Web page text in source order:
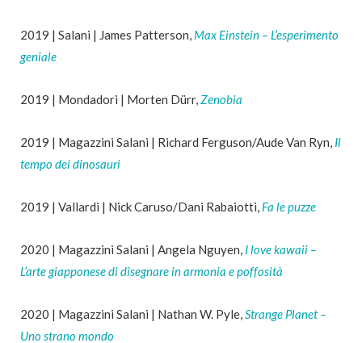
2019 | Salani | James Patterson, Max Einstein – L’esperimento
geniale
2019 | Mondadori | Morten Dürr,Zenobia
2019 | Magazzini Salani | Richard Ferguson/Aude Van Ryn, Il
tempo dei dinosauri
2019 | Vallardi | Nick Caruso/Dani Rabaiotti, Fa le puzze
2020 | Magazzini Salani | Angela Nguyen, I love kawaii –
L’arte giapponese di disegnare in armonia e poffosità
2020 | Magazzini Salani | Nathan W. Pyle,Strange Planet –
Uno strano mondo